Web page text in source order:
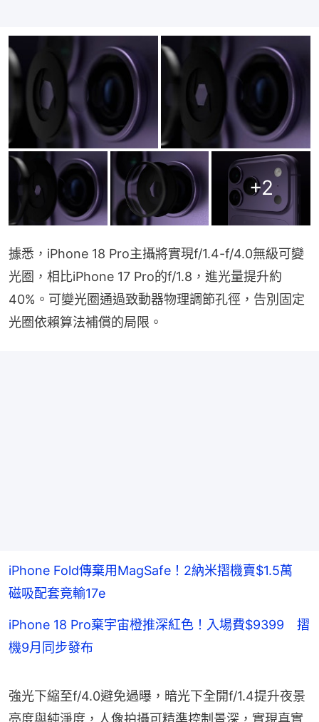
+2
據悉，iPhone 18 Pro主攝將實現f/1.4-f/4.0無級可變
光圈，相比iPhone 17 Pro的f/1.8，進光量提升約
40%。可變光圈通過致動器物理調節孔徑，告別固定
光圈依賴算法補償的局限。
iPhone Fold傳棄用MagSafe！2納米摺機賣$1.5萬
磁吸配套竟輸17e
iPhone 18 Pro棄宇宙橙推深紅色！入場費$9399 摺
機9月同步發布
強光下縮至f/4.0避免過曝，暗光下全開f/1.4提升夜景
亮度與純淨度，人像拍攝可精準控制景深，實現真實